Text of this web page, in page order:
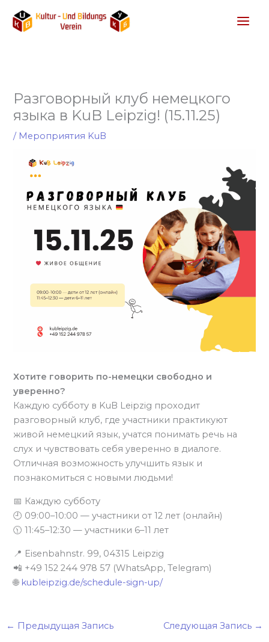
содержимому
Разговорный клуб немецкого
языка в KuB Leipzig! (15.11.25)
/ Мероприятия KuB
Хотите говорить по-немецки свободно и
уверенно?
Каждую субботу в KuB Leipzig проходит
разговорный клуб, где участники практикуют
живой немецкий язык, учатся понимать речь на
слух и чувствовать себя уверенно в диалоге.
Отличная возможность улучшить язык и
познакомиться с новыми людьми!
📅 Каждую субботу
🕘 09:00–10:00 — участники от 12 лет (онлайн)
🕦 11:45–12:30 — участники 6–11 лет
📍 Eisenbahnstr. 99, 04315 Leipzig
📲 +49 152 244 978 57 (WhatsApp, Telegram)
🌐 kubleipzig.de/schedule-sign-up/
← Предыдущая Запись Следующая Запись →